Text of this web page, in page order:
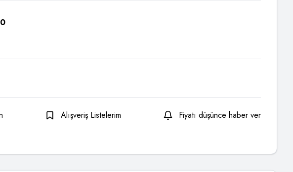
Alışveriş Listelerim Fiyatı düşünce haber ver